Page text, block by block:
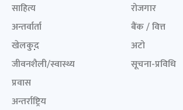
साहित्य
अन्तर्वार्ता
खेलकुद़़
जीवनशैली/स्वास्थ्य
प्रवास
अन्तर्राष्ट्रिय
रोजगार
बैंक / वित्त
अटो
सूचना-प्रविधि